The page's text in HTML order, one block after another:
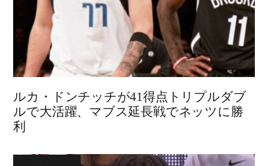
ルカ・ドンチッチが41得点トリプルダブ
ルで大活躍、マブス延長戦でネッツに勝
利